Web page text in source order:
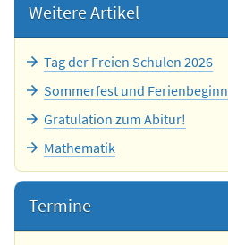
Weitere Artikel
Tag der Freien Schulen 2026
Sommerfest und Ferienbeginn
Gratulation zum Abitur!
Mathematik
Termine